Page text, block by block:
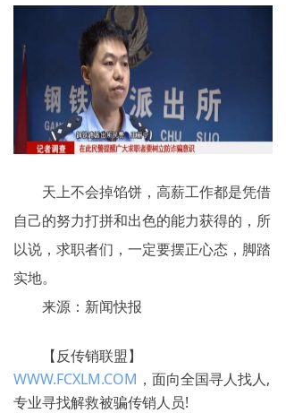
天上不会掉馅饼，高薪工作都是凭借
自己的努力打拼和出色的能力获得的，所
以说，求职者们，一定要摆正心态，脚踏
实地。
来源：新闻快报
【反传销联盟】
WWW.FCXLM.COM ，面向全国寻人找人,
专业寻找解救被骗传销人员!